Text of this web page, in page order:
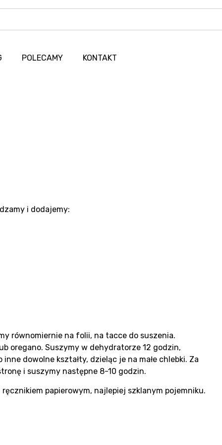
POLECAMY KONTAKT
i dodajemy:
równomiernie na folii, na tacce do suszenia.
oregano. Suszymy w dehydratorze 12 godzin,
dowolne kształty, dzieląc je na małe chlebki. Za
i suszymy następne 8-10 godzin.
papierowym, najlepiej szklanym pojemniku.